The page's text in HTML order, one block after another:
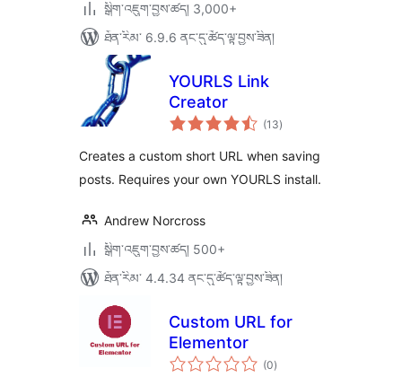
སྒྲིག་འཇུག་བྱས་ཚད། 3,000+
ཐོན་རིམ་ 6.9.6 ནང་དུ་ཚོད་ལྟ་བྱས་ཟིན།
YOURLS Link
Creator
(13གདེང་
འཇོག་
ཚང་།
)
Creates a custom short URL when saving
posts. Requires your own YOURLS install.
Andrew Norcross
སྒྲིག་འཇུག་བྱས་ཚད། 500+
ཐོན་རིམ་ 4.4.34 ནང་དུ་ཚོད་ལྟ་བྱས་ཟིན།
Custom URL for
Elementor
(0གདེང་
འཇོག་
)